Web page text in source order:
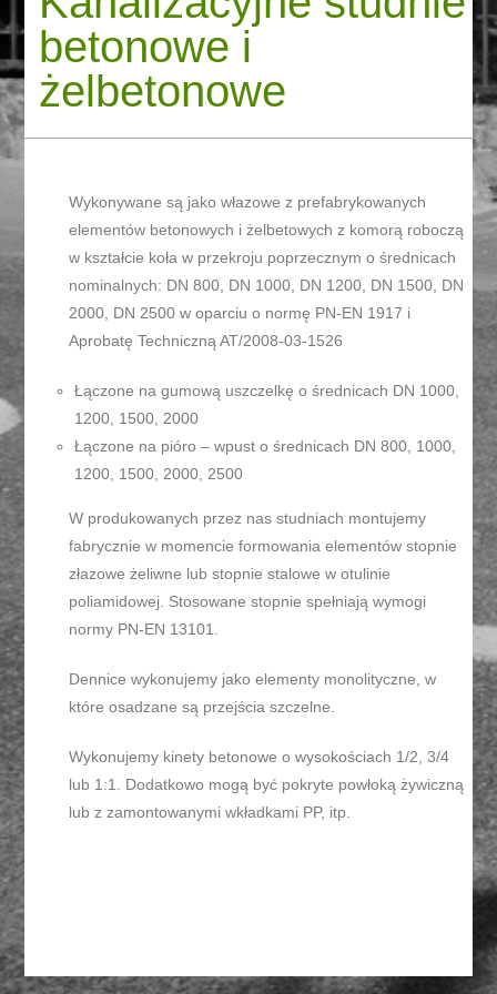
betonowe i
żelbetonowe
Wykonywane są jako włazowe z prefabrykowanych
elementów betonowych i żelbetowych z komorą roboczą
w kształcie koła w przekroju poprzecznym o średnicach
nominalnych: DN 800, DN 1000, DN 1200, DN 1500, DN
2000, DN 2500 w oparciu o normę PN-EN 1917 i
Aprobatę Techniczną AT/2008-03-1526
Łączone na gumową uszczelkę o średnicach DN 1000,
1200, 1500, 2000
Łączone na pióro – wpust o średnicach DN 800, 1000,
1200, 1500, 2000, 2500
W produkowanych przez nas studniach montujemy
fabrycznie w momencie formowania elementów stopnie
złazowe żeliwne lub stopnie stalowe w otulinie
poliamidowej. Stosowane stopnie spełniają wymogi
normy PN-EN 13101.
Dennice wykonujemy jako elementy monolityczne, w
które osadzane są przejścia szczelne.
Wykonujemy kinety betonowe o wysokościach 1/2, 3/4
lub 1:1. Dodatkowo mogą być pokryte powłoką żywiczną
lub z zamontowanymi wkładkami PP, itp.